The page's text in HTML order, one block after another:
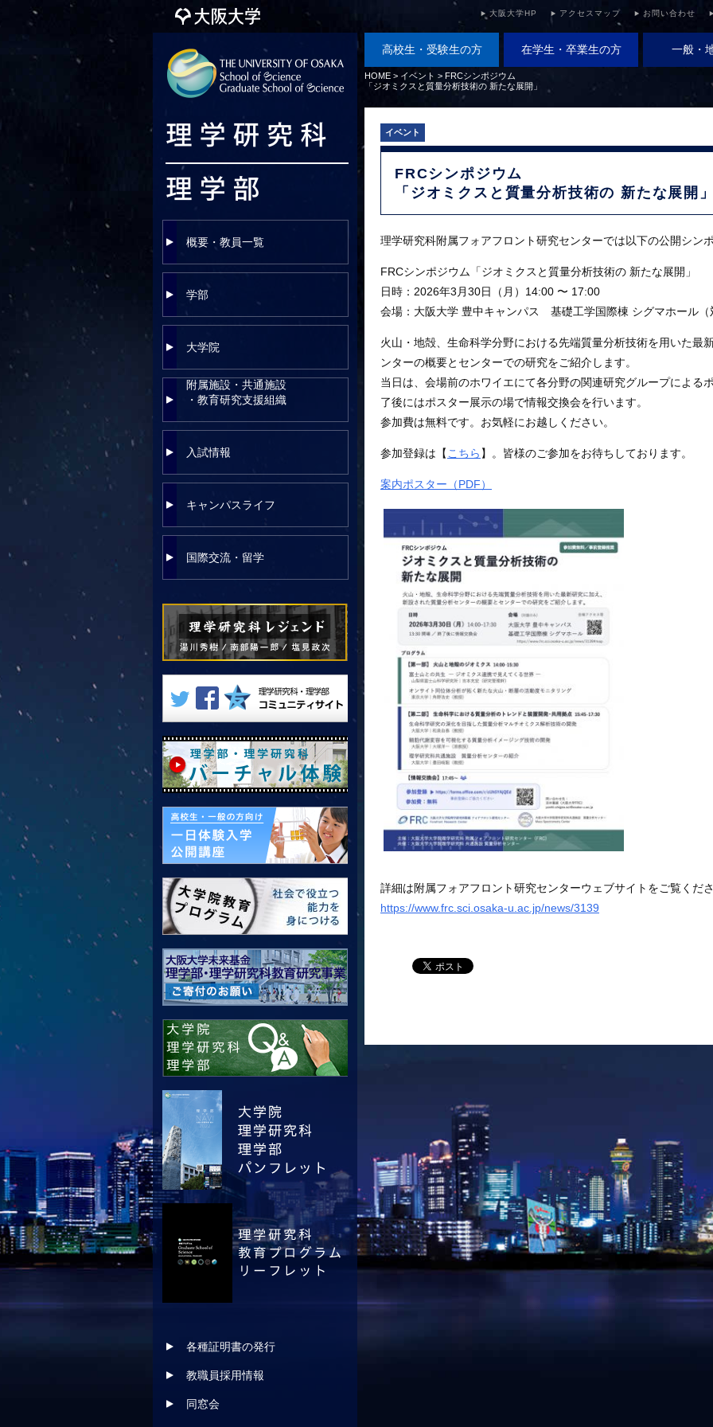
大阪大学HP アクセスマップ お問い合わせ
概要・教員一覧
学部
大学院
附属施設・共通施設
・教育研究支援組織
入試情報
キャンパスライフ
国際交流・留学
各種証明書の発行
教職員採用情報
同窓会
高校生・受験生の方 在学生・卒業生の方 一般・
HOME > イベント > FRCシンポジウム
「ジオミクスと質量分析技術の 新たな展開」
イベント
FRCシンポジウム
「ジオミクスと質量分析技術の 新たな展開
理学研究科附属フォアフロント研究センターでは以下の公開シン
FRCシンポジウム「ジオミクスと質量分析技術の 新たな展開」
日時：2026年3月30日（月）14:00 〜 17:00
会場：大阪大学 豊中キャンパス 基礎工学国際棟 シグマホール（
火山・地殻、生命科学分野における先端質量分析技術を用いた最
ンターの概要とセンターでの研究をご紹介します。
当日は、会場前のホワイエにて各分野の関連研究グループによる
了後にはポスター展示の場で情報交換会を行います。
参加費は無料です。お気軽にお越しください。
参加登録は【 こちら 】。皆様のご参加をお待ちしております。
案内ポスター（PDF）
詳細は附属フォアフロント研究センターウェブサイトをご覧くだ
https://www.frc.sci.osaka-u.ac.jp/news/3139